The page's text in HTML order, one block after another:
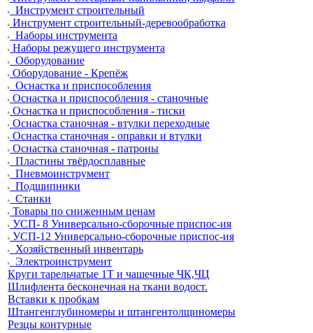
Инструмент строительный
Инструмент строительный-деревообработка
Наборы инструмента
Наборы режущего инструмента
Оборудование
Оборудование - Крепёж
Оснастка и приспособления
Оснастка и приспособления - станочные
Оснастка и приспособления - тиски
Оснастка станочная - втулки переходные
Оснастка станочная - оправки и втулки
Оснастка станочная - патроны
Пластины твёрдосплавные
Пневмоинструмент
Подшипники
Станки
Товары по сниженным ценам
УСП- 8 Универсально-сборочные приспос-ия
УСП-12 Универсально-сборочные приспос-ия
Хозяйственный инвентарь
Электроинструмент
Круги тарельчатые 1Т и чашечные ЧК,ЧЦ
Шлифлента бесконечная на ткани водост.
Вставки к пробкам
Штангенглубиномеры и штангентолщиномеры
Резцы контурные